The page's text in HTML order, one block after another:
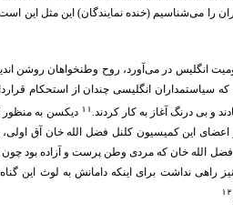
می‌شناسیم (خنده نمایندگان) این مثل این است
انگلیس در می‌آورد، روح وطنخواهان روشن
انگلیسی چندان از استحکام
و بی درنگ آغاز به کار کردند. ۱۱ دیکسن به منظور
اعضای این کمیسیون کلنل فضل الله خان آق
فضل الله خان که مردی وطن پرست و آزاده بود
راهی نداشت برای اینکه دامانش به لوث این
۱۲